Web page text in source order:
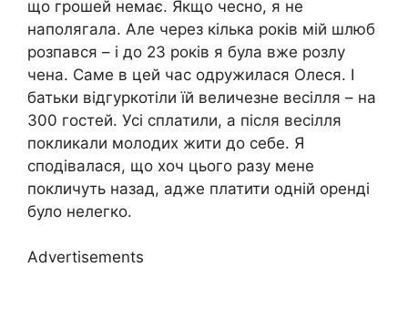
що грошей немає. Якщо чесно, я не
наполягала. Але через кілька років мій шлюб
розпався – і до 23 років я була вже розлу
чена. Саме в цей час одружилася Олеся. І
батьки відгуркотіли їй величезне весілля – на
300 гостей. Усі сплатили, а після весілля
покликали молодих жити до себе. Я
сподівалася, що хоч цього разу мене
покличуть назад, адже платити одній оренді
було нелегко.
Advertisements